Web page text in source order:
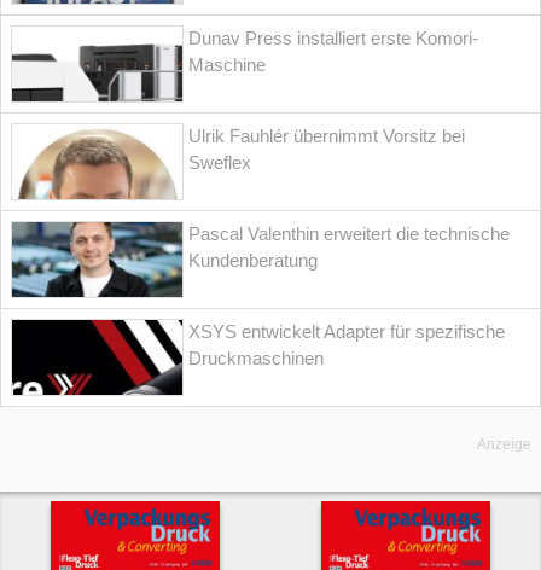
Dunav Press installiert erste Komori-
Maschine
Ulrik Fauhlér übernimmt Vorsitz bei
Sweflex
Pascal Valenthin erweitert die technische
Kundenberatung
XSYS entwickelt Adapter für spezifische
Druckmaschinen
Anzeige